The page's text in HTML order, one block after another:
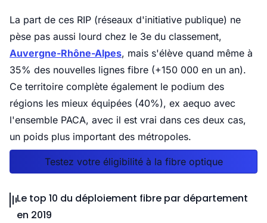
La part de ces RIP (réseaux d'initiative publique) ne
pèse pas aussi lourd chez le 3e du classement,
Auvergne-Rhône-Alpes, mais s'élève quand même à
35% des nouvelles lignes fibre (+150 000 en un an).
Ce territoire complète également le podium des
régions les mieux équipées (40%), ex aequo avec
l'ensemble PACA, avec il est vrai dans ces deux cas,
un poids plus important des métropoles.
Testez votre éligibilité à la fibre optique
Le top 10 du déploiement fibre par département
en 2019